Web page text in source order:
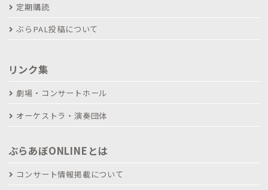
定期購読
ぶらPAL投稿について
リンク集
劇場・コンサートホール
オーケストラ・演奏団体
ぶらあぼONLINEとは
コンサート情報掲載について